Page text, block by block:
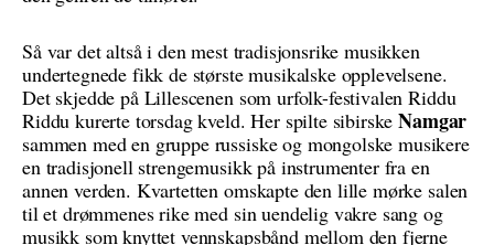
Så var det altså i den mest tradisjonsrike musikken
undertegnede fikk de største musikalske opplevelsene.
Det skjedde på Lillescenen som urfolk-festivalen Riddu
Riddu kurerte torsdag kveld. Her spilte sibirskeNamgar
sammen med en gruppe russiske og mongolske musikere
en tradisjonell strengemusikk på instrumenter fra en
annen verden. Kvartetten omskapte den lille mørke salen
til et drømmenes rike med sin uendelig vakre sang og
musikk som knyttet vennskapsbånd mellom den fjerne